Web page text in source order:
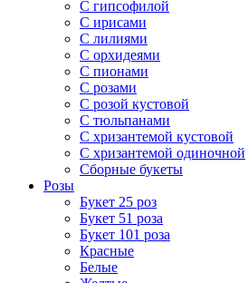
С гипсофилой
С ирисами
С лилиями
С орхидеями
С пионами
С розами
С розой кустовой
С тюльпанами
С хризантемой кустовой
С хризантемой одиночной
Сборные букеты
Розы
Букет 25 роз
Букет 51 роза
Букет 101 роза
Красные
Белые